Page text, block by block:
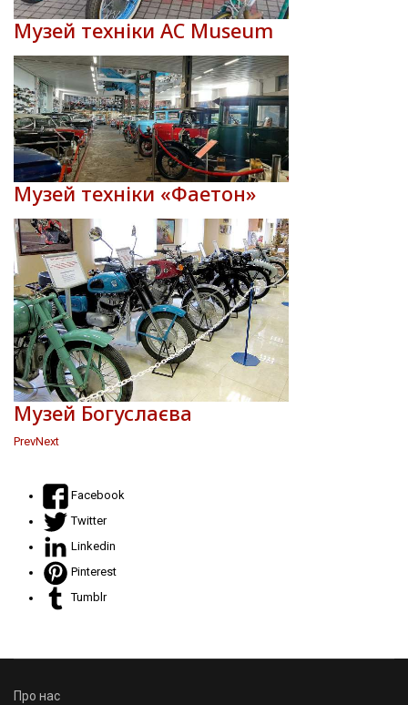
Музей техніки AC Museum
Музей техніки «Фаетон»
Музей Богуслаєва
PrevNext
Facebook
Twitter
Linkedin
Pinterest
Tumblr
Про нас